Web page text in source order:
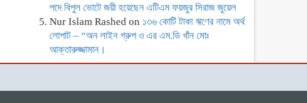
পদে বিপুল ভোটে জয়ী হয়েছেন এটিএম ফয়জুর সিরাজ জুয়েল
Nur Islam Rashed on ১৩৬ কোটি টাকা ঋণের নামে অর্থ
লোপাট – “অন লাইন গ্রুপ ও এর এম.ডি খাঁন মোঃ
আক্তারুজ্জামান।